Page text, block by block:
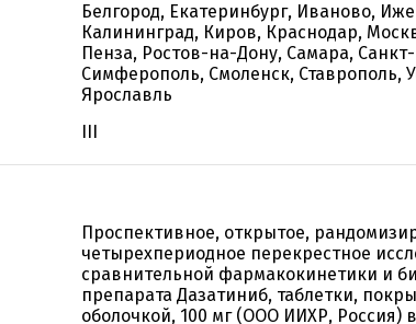
Белгород, Екатеринбург, Иваново,
Калининград, Киров, Краснодар,
Пенза, Ростов-на-Дону, Самара,
Симферополь, Смоленск, Ставрополь,
Ярославль
III
Проспективное, открытое,
четырехпериодное перекрестное
сравнительной фармакокинетики и
препарата Дазатиниб, таблетки,
оболочкой, 100 мг (ООО ИИХР, Россия)